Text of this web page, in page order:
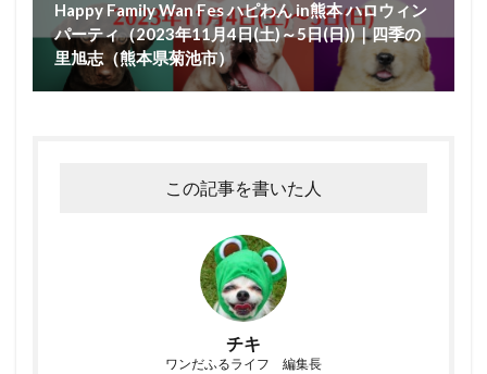
Happy Family Wan Fes ハピわん in熊本 ハロウィン
パーティ（2023年11月4日(土)～5日(日))｜四季の
里旭志（熊本県菊池市）
この記事を書いた人
チキ
ワンだふるライフ 編集長